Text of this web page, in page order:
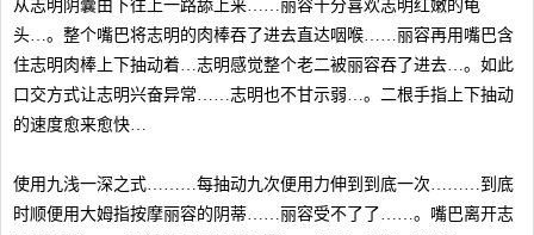
从志明阴囊由下往上一路舔上来……丽容十分喜欢志明红嫩的龟
头…。整个嘴巴将志明的肉棒吞了进去直达咽喉……丽容再用嘴巴含
住志明肉棒上下抽动着…志明感觉整个老二被丽容吞了进去…。如此
口交方式让志明兴奋异常……志明也不甘示弱…。二根手指上下抽动
的速度愈来愈快…
使用九浅一深之式………每抽动九次便用力伸到到底一次………到底
时顺便用大姆指按摩丽容的阴蒂……丽容受不了了……。嘴巴离开志